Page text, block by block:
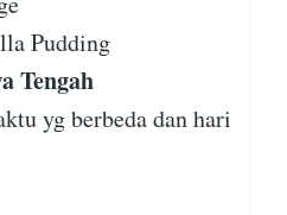
Pudding
Tengah
yg berbeda dan hari